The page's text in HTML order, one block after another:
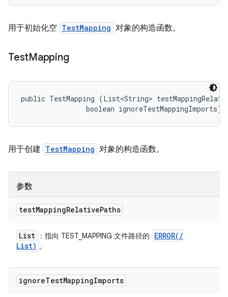
用于初始化空 TestMapping 对象的构造函数。
TestMapping
public TestMapping (List<String>
                boolean ignoreTestMappingImports)
用于创建 TestMapping 对象的构造函数。
参数
testMappingRelativePaths
List ：指向 TEST_MAPPING 文件路径的 ERROR( /
List) 。
ignoreTestMappingImports